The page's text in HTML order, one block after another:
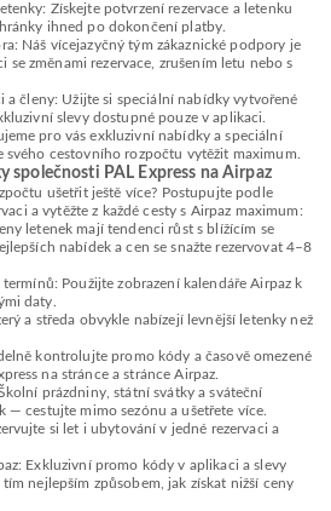
Získejte potvrzení rezervace a letenku
ihned po dokončení platby.
Náš vícejazyčný tým zákaznické podpory je
změnami rezervace, zrušením letu nebo s
a členy: Užijte si speciální nabídky vytvořené
slevy dostupné pouze v aplikaci.
pro vás exkluzivní nabídky a speciální
svého cestovního rozpočtu vytěžit maximum.
společnosti PAL Express na Airpaz
ušetřit ještě více? Postupujte podle
a vytěžte z každé cesty s Airpaz maximum:
letenek mají tendenci růst s blížícím se
nabídek a cen se snažte rezervovat 4–8
Použijte zobrazení kalendáře Airpaz k
daty.
a středa obvykle nabízejí levnější letenky než
kontrolujte promo kódy a časově omezené
na stránce a stránce Airpaz.
prázdniny, státní svátky a sváteční
— cestujte mimo sezónu a ušetřete více.
si let i ubytování v jedné rezervaci a
Exkluzivní promo kódy v aplikaci a slevy
nejlepším způsobem, jak získat nižší ceny